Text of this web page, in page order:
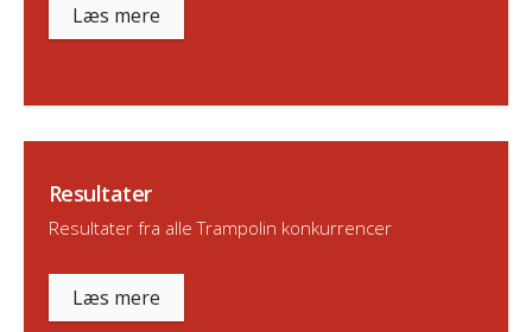
Læs mere
Resultater
Resultater fra alle Trampolin konkurrencer
Læs mere